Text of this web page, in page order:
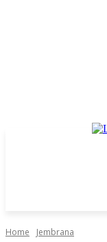
Home Jembrana